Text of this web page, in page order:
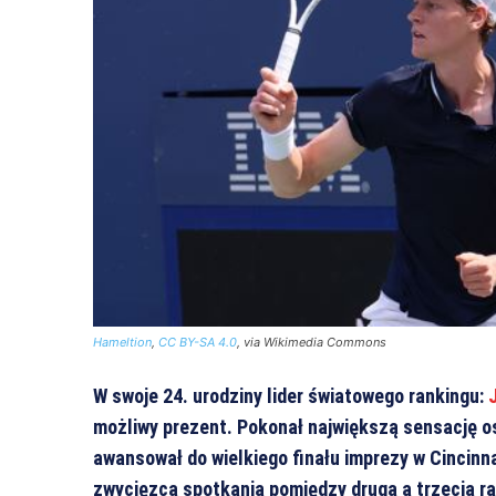
Hameltion, CC BY-SA 4.0, via Wikimedia Commons
W swoje 24. urodziny lider światowego rankingu:
możliwy prezent. Pokonał największą sensację
awansował do wielkiego finału imprezy w
zwycięzcą spotkania pomiędzy drugą a trzecią